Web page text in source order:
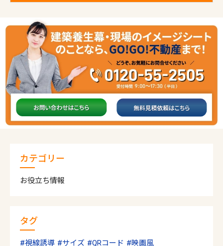
カテゴリー
お役立ち情報
タグ
視線誘導 サイズ QRコード
映画風